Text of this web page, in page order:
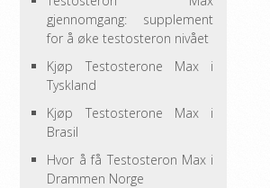
gjennomgang: supplement
for å øke testosteron nivået
Kjøp Testosterone Max i
Tyskland
Kjøp Testosterone Max i
Brasil
Hvor å få Testosteron Max i
Drammen Norge